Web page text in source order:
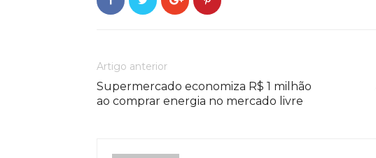
Artigo anterior
Supermercado economiza R$ 1 milhão
ao comprar energia no mercado livre